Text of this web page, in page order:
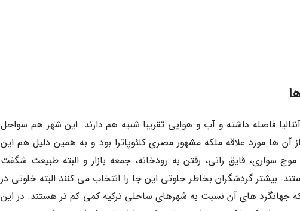
با شهر آنتالیا فاصله داشته و آب و هوایی تقریبا شبیه هم دارند. این شهر هم سواحل
آن ها مورد علاقه ملکه مشهور مصری کلئوپاترا بود و به همین دلیل هم این
موج سواری، قایق رانی، رفتن به رودخانه، جمعه بازار و البته طبیعت شگفت
بیشتر گردشگران بخاطر خلوتی این جا را انتخاب می کنند.البته خلوتی در
جهانگرد های آن نسبت به شهرهای ساحلی ترکیه کمی کم تر هستند. در این